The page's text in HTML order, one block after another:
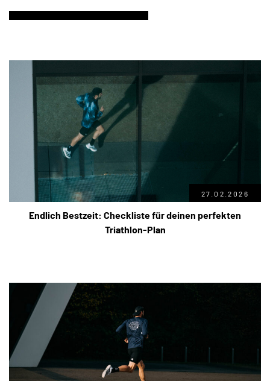
27.02.2026
Endlich Bestzeit: Checkliste für deinen perfekten
Triathlon-Plan